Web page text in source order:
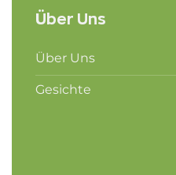
Über Uns
Über Uns
Gesichte